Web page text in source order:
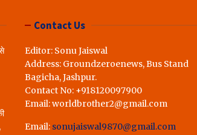
Contact Us
Editor: Sonu Jaiswal
Address: Groundzeroenews, Bus Stand
Bagicha, Jashpur.
Contact No: +918120097900
Email: worldbrother2@gmail.com
Email: sonujaiswal9870@gmail.com